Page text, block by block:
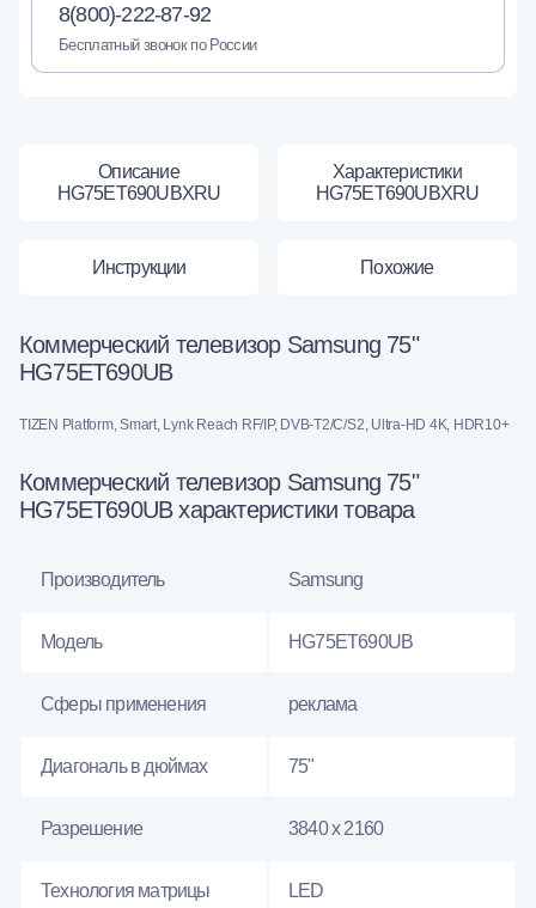
8(800)-222-87-92
Бесплатный звонок по России
Описание
HG75ET690UBXRU
Характеристики
HG75ET690UBXRU
Инструкции Похожие
Коммерческий телевизор Samsung 75"
HG75ET690UB
TIZEN Platform, Smart, Lynk Reach RF/IP, DVB-T2/C/S2, Ultra-HD 4K, HDR10+
Коммерческий телевизор Samsung 75"
HG75ET690UB характеристики товара
Производитель Samsung
Модель HG75ET690UB
Сферы применения реклама
Диагональ в дюймах 75"
Разрешение 3840 x 2160
Технология матрицы LED